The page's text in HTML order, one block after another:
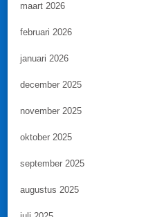
maart 2026
februari 2026
januari 2026
december 2025
november 2025
oktober 2025
september 2025
augustus 2025